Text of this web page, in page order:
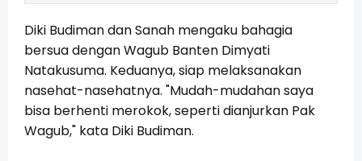
Diki Budiman dan Sanah mengaku bahagia
bersua dengan Wagub Banten Dimyati
Natakusuma. Keduanya, siap melaksanakan
nasehat-nasehatnya. "Mudah-mudahan saya
bisa berhenti merokok, seperti dianjurkan Pak
Wagub," kata Diki Budiman.